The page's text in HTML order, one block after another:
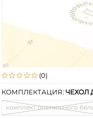
(0)
КОМПЛЕКТАЦИЯ:ЧЕХОЛ
комплект постельного